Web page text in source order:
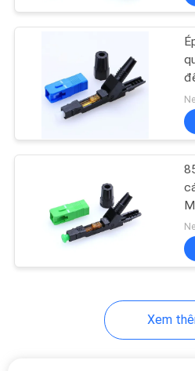
Kết nối
quang
quang OLT
Xem